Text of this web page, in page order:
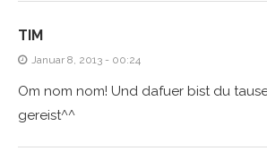
TIM
Januar 8, 2013 - 00:24
Om nom nom! Und dafuer bist du
gereist^^